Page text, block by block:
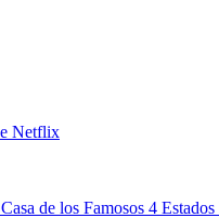
Netflix
de los Famosos 4